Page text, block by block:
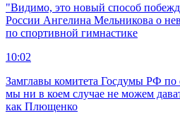
"Видимо, это новый способ
России Ангелина Мельникова о
по спортивной гимнастике
10:02
Замглавы комитета Госдумы РФ
мы ни в коем случае не можем
как Плющенко